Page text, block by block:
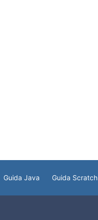
Guida Java Guida Scratch